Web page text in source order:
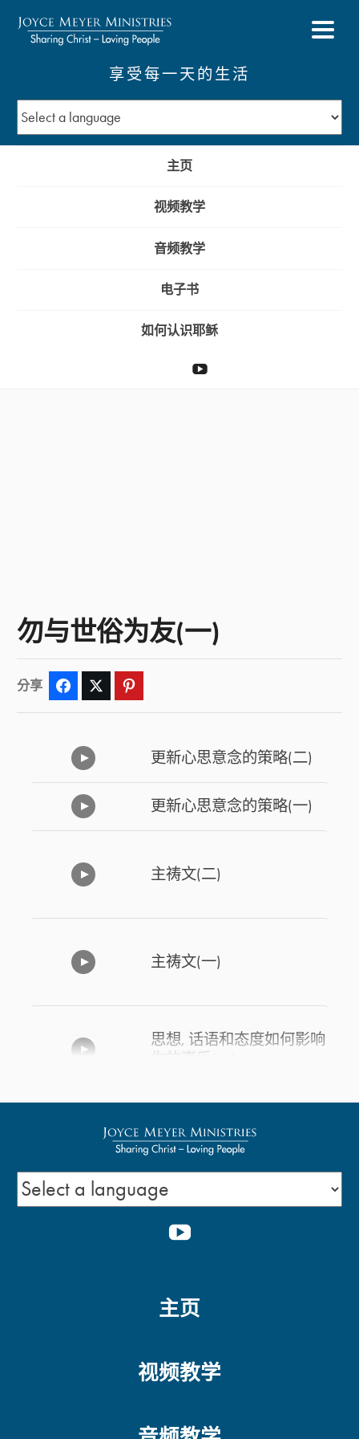
享受每一天的生活
主页
视频教学
音频教学
电子书
如何认识耶稣
YouTube
勿与世俗为友(一)
分享 Facebook Twitter
更新心思意念的策略(二)
更新心思意念的策略(一)
主祷文(二)
主祷文(一)
思想, 话语和态度如何影响
你的喜乐(一)
心思如何影響身體與情緒
的健康
以神的话代替我们的话
人的义、神的义（二）
主页
视频教学